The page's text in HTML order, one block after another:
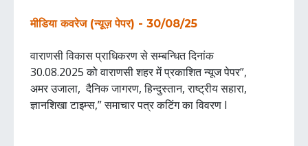
मीडिया कवरेज (न्यूज़ पेपर) - 30/08/25
वाराणसी विकास प्राधिकरण से सम्बन्धित दिनांक
30.08.2025 को वाराणसी शहर में प्रकाशित न्यूज पेपर”,
अमर उजाला, दैनिक जागरण, हिन्दुस्तान, राष्ट्रीय सहारा,
ज्ञानशिखा टाइम्स,” समाचार पत्र कटिंग का विवरण I